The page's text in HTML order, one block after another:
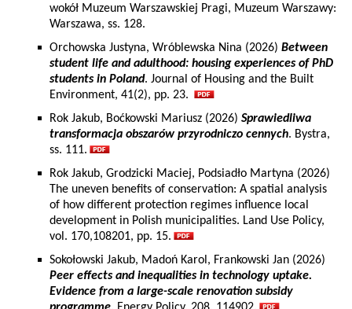
wokół Muzeum Warszawskiej Pragi, Muzeum Warszawy:
Warszawa, ss. 128.
Orchowska Justyna, Wróblewska Nina (2026) Between
student life and adulthood: housing experiences of PhD
students in Poland. Journal of Housing and the Built
Environment, 41(2), pp. 23.
Rok Jakub, Boćkowski Mariusz (2026) Sprawiedliwa
transformacja obszarów przyrodniczo cennych. Bystra,
ss. 111.
Rok Jakub, Grodzicki Maciej, Podsiadło Martyna (2026)
The uneven benefits of conservation: A spatial analysis
of how different protection regimes influence local
development in Polish municipalities. Land Use Policy,
vol. 170,108201, pp. 15.
Sokołowski Jakub, Madoń Karol, Frankowski Jan (2026)
Peer effects and inequalities in technology uptake.
Evidence from a large-scale renovation subsidy